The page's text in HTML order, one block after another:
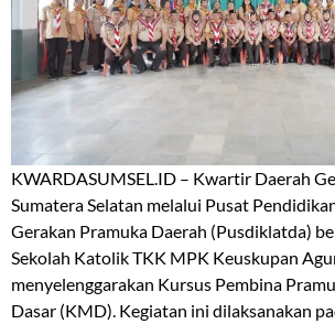
KWARDASUMSEL.ID – Kwartir Daerah
Sumatera Selatan melalui Pusat
Gerakan Pramuka Daerah (Pusdiklatda)
Sekolah Katolik TKK MPK Keuskupan
menyelenggarakan Kursus Pembina
Dasar (KMD). Kegiatan ini dilaksanakan